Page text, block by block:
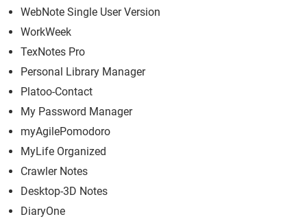
WebNote Single User Version
WorkWeek
TexNotes Pro
Personal Library Manager
Platoo-Contact
My Password Manager
myAgilePomodoro
MyLife Organized
Crawler Notes
Desktop-3D Notes
DiaryOne